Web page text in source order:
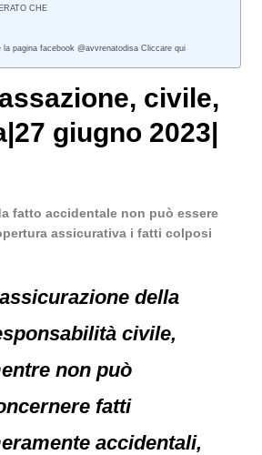
CHE
la pagina facebook @avvrenatodisa Cliccare qui
, civile,
|27 giugno 2023|
fatto accidentale non può essere
assicurativa i fatti colposi
della
civile,
non può
fatti
accidentali,